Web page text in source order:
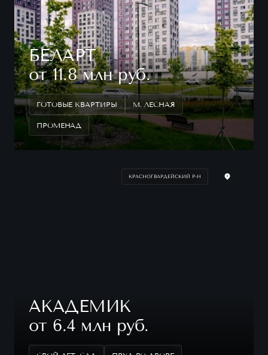
БЕЛАРТ
от 11.8 млн руб.
ГОТОВЫЕ КВАРТИРЫ М. ЛЕСНАЯ
ПРОМЕНАД
КРАСНОГВАРДЕЙСКИЙ Р-Н
АКАДЕМИК
от 6.4 млн руб.